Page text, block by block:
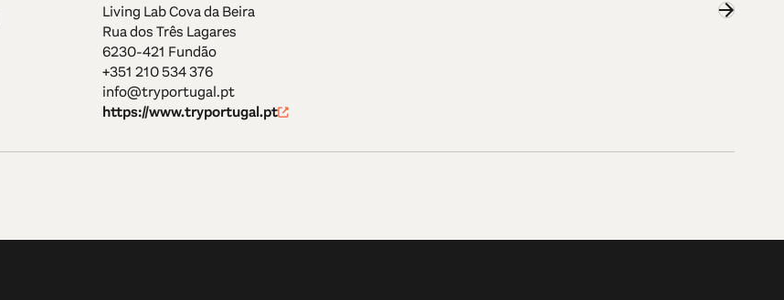
Living Lab Cova da Beira
Rua dos Três Lagares
6230-421 Fundão
+351 210 534 376
info@tryportugal.pt
https://www.tryportugal.pt